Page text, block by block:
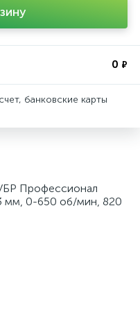
0 ₽
банковские карты
Профессионал
0-650 об/мин, 820